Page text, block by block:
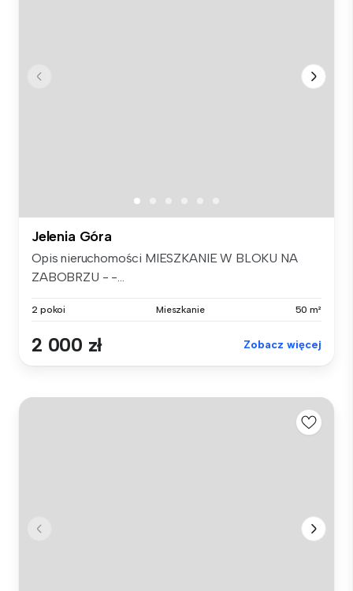
Jelenia Góra
Opis nieruchomości MIESZKANIE W BLOKU NA
ZABOBRZU - -...
2 pokoi Mieszkanie 50 m²
2 000 zł Zobacz więcej